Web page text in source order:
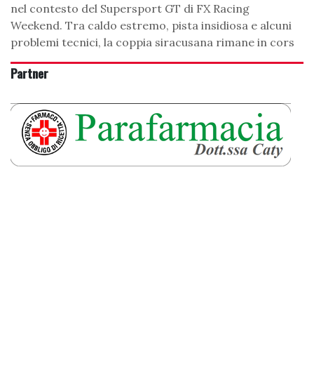
nel contesto del Supersport GT di FX Racing
Weekend. Tra caldo estremo, pista insidiosa e alcuni
problemi tecnici, la coppia siracusana rimane in cors
Partner